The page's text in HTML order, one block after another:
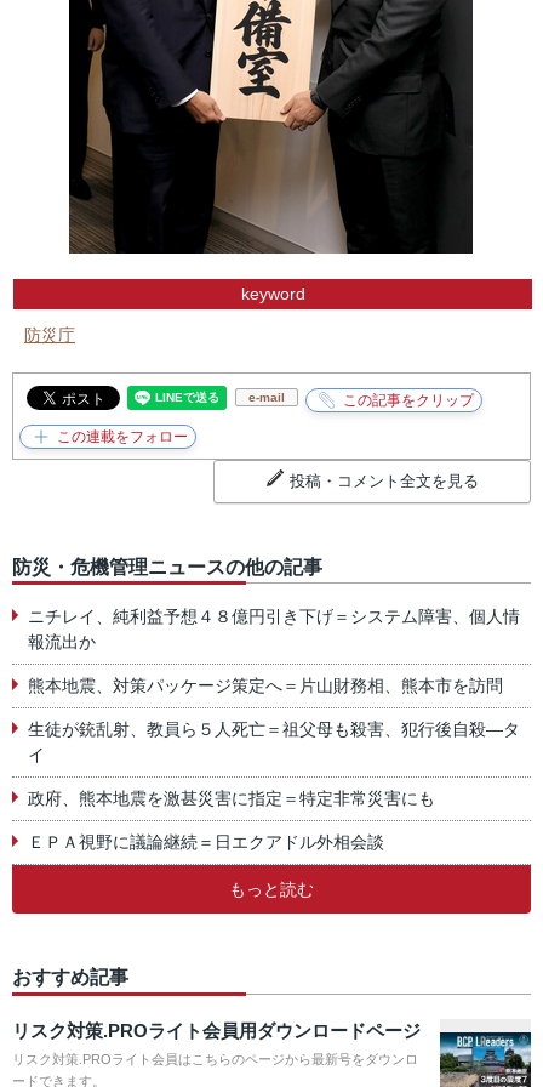
keyword
防災庁
e-mail
投稿・コメント全文を見る
防災・危機管理ニュースの他の記事
ニチレイ、純利益予想４８億円引き下げ＝システム障害、個人情
報流出か
熊本地震、対策パッケージ策定へ＝片山財務相、熊本市を訪問
生徒が銃乱射、教員ら５人死亡＝祖父母も殺害、犯行後自殺―タ
イ
政府、熊本地震を激甚災害に指定＝特定非常災害にも
ＥＰＡ視野に議論継続＝日エクアドル外相会談
もっと読む
おすすめ記事
リスク対策.PROライト会員用ダウンロードページ
リスク対策.PROライト会員はこちらのページから最新号をダウンロ
ードできます。